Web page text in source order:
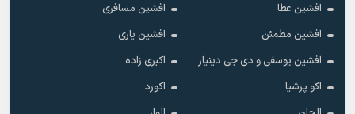
افشین عطا
افشین مسافری
افشین مطمئن
افشین یاری
افشین یوسفی و دی جی دینیار
اکبری زاده
اکو پرشیا
اکورد